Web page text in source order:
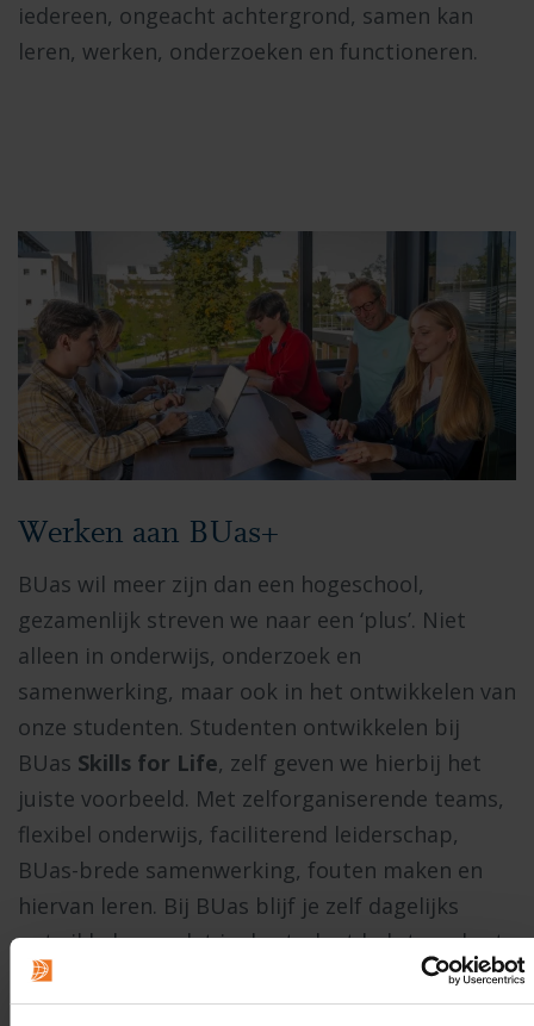
iedereen, ongeacht achtergrond, samen kan
leren, werken, onderzoeken en functioneren.
Werken aan BUas+
BUas wil meer zijn dan een hogeschool,
gezamenlijk streven we naar een ‘plus’. Niet
alleen in onderwijs, onderzoek en
samenwerking, maar ook in het ontwikkelen van
onze studenten. Studenten ontwikkelen bij
BUas Skills for Life, zelf geven we hierbij het
juiste voorbeeld. Met zelforganiserende teams,
flexibel onderwijs, faciliterend leiderschap,
BUas-brede samenwerking, fouten maken en
hiervan leren. Bij BUas blijf je zelf dagelijks
ontwikkelen, zodat je de student helpt verder te
groeien.